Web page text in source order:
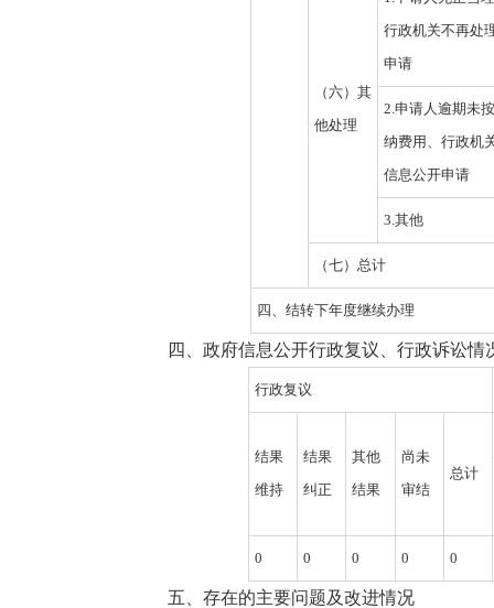
（六）其
他处理
行政机关不再处
申请
2.申请人逾期未
纳费用、行政机
信息公开申请
3.其他
（七）总计
四、结转下年度继续办理
四、政府信息公开行政复议、行政诉讼情
行政复议
结果
维持
结果
纠正
其他
结果
尚未
审结
总计
0 0 0 0 0
五、存在的主要问题及改进情况